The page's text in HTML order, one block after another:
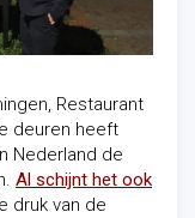
Restaurant
deuren heeft
Nederland de
Al schijnt het ook
druk van de